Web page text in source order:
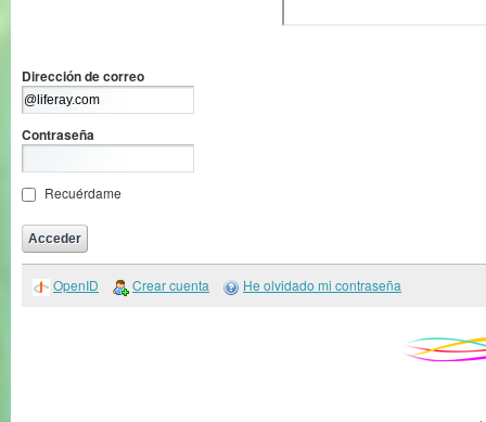
Dirección de correo
Contraseña
Recuérdame
OpenID Crear cuenta He olvidado mi contraseña